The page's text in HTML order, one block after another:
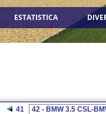
ESTATISTICA
41